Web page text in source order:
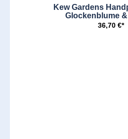
Kew Gardens
Glockenblume
36,70 €*